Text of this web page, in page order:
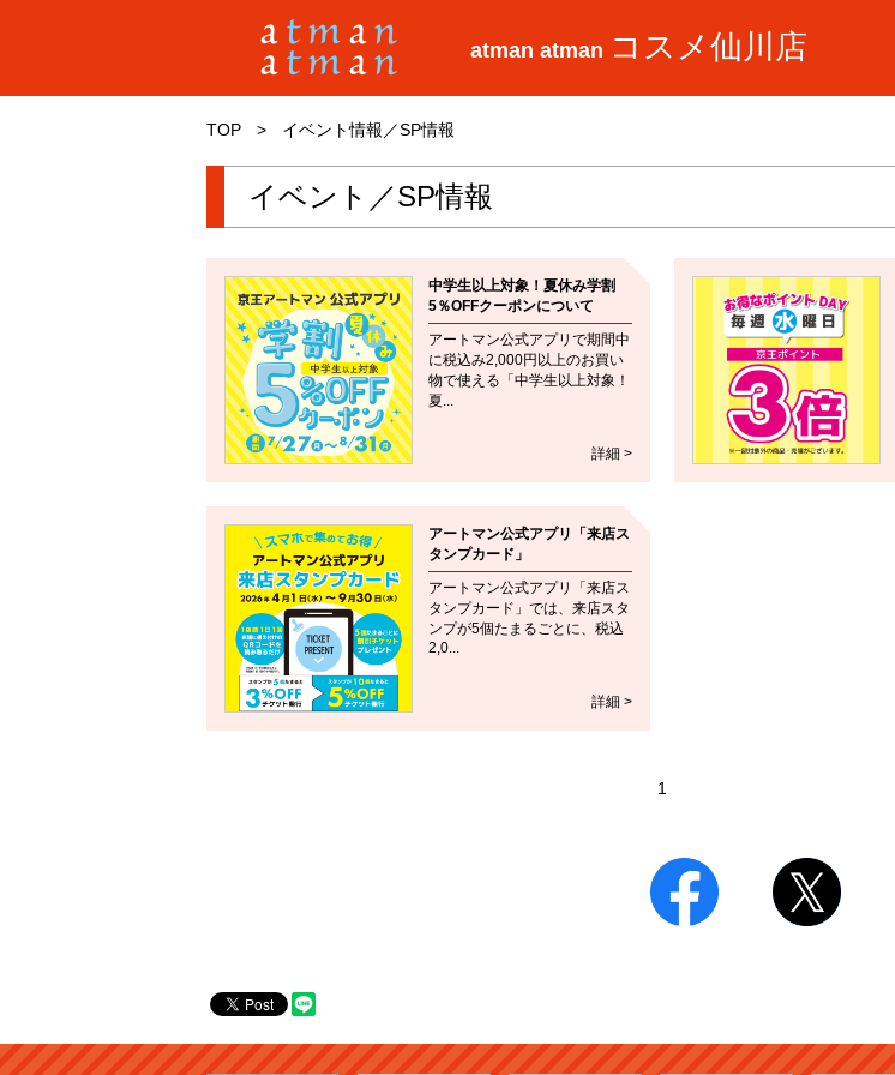
atman atman コスメ仙川店
TOP > イベント情報／SP情報
イベント／SP情報
中学生以上対象！夏休み学割
5％OFFクーポンについて
アートマン公式アプリで期間中
に税込み2,000円以上のお買い
物で使える「中学生以上対象！
夏...
詳細 >
アートマン公式アプリ「来店ス
タンプカード」
アートマン公式アプリ「来店ス
タンプカード」では、来店スタ
ンプが5個たまるごとに、税込
2,0...
詳細 >
1